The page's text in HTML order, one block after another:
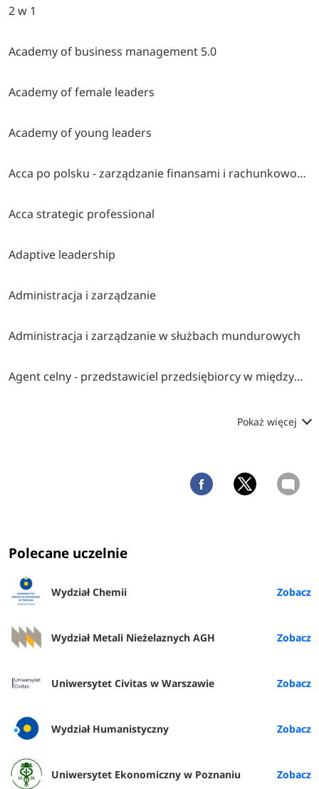
2 w 1
Academy of business management 5.0
Academy of female leaders
Academy of young leaders
Acca po polsku - zarządzanie finansami i rachunkowość w środowisku międzynarodowym
Acca strategic professional
Adaptive leadership
Administracja i zarządzanie
Administracja i zarządzanie w służbach mundurowych
Agent celny - przedstawiciel przedsiębiorcy w międzynarodowym obrocie towarowym
Pokaż więcej
Polecane uczelnie
Wydział Chemii
Wydział Metali Nieżelaznych AGH
Uniwersytet Civitas w Warszawie
Wydział Humanistyczny
Uniwersytet Ekonomiczny w Poznaniu